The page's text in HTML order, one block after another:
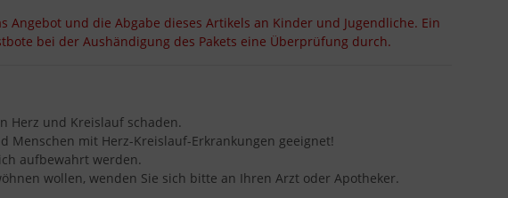
und die Abgabe dieses Artikels an Kinder und Jugendliche. Ein
bei der Aushändigung des Pakets eine Überprüfung durch.
Herz und Kreislauf schaden.
Menschen mit Herz-Kreislauf-Erkrankungen geeignet!
aufbewahrt werden.
wollen, wenden Sie sich bitte an Ihren Arzt oder Apotheker.